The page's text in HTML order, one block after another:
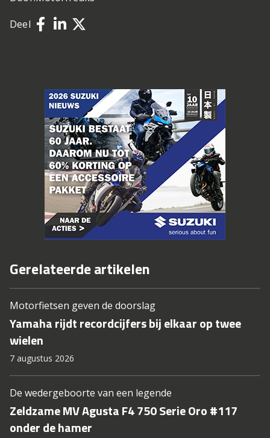
Deel
Gerelateerde artikelen
Motorfietsen geven de doorslag
Yamaha rijdt recordcijfers bij elkaar op twee
wielen
7 augustus 2026
De wedergeboorte van een legende
Zeldzame MV Agusta F4 750 Serie Oro #117
onder de hamer